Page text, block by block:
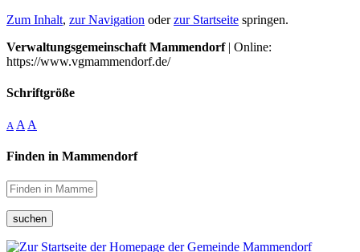
Zum Inhalt, zur Navigation oderzur Startseite springen.
Verwaltungsgemeinschaft Mammendorf| Online:
https://www.vgmammendorf.de/
Schriftgröße
A A A
Finden in Mammendorf
suchen